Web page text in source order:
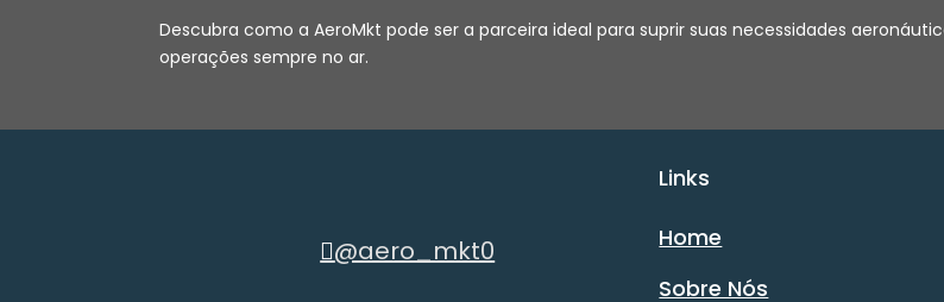
Descubra como a AeroMkt pode ser a parceira ideal para suprir suas necessidades
operações sempre no ar.
@aero_mkt0
Links
Home
Sobre Nós